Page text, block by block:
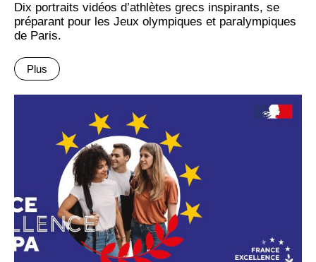
Dix portraits vidéos d’athlètes grecs inspirants, se
préparant pour les Jeux olympiques et paralympiques
de Paris.
Plus